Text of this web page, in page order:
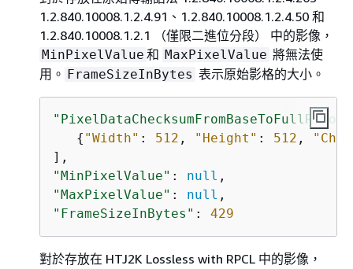
1.2.840.10008.1.2.4.91、1.2.840.10008.1.2.4.50 和
1.2.840.10008.1.2.1 （僅限二進位分段） 中的影像，
MinPixelValue 和 MaxPixelValue 將無法使
用。 FrameSizeInBytes 表示原始影格的大小。
{ "Width" : 512 , "Height" : 512 ,
"MinPixelValue" : null
"MaxPixelValue" : null
"FrameSizeInBytes" : 429
對於存放在 HTJ2K Lossless with RPCL 中的影像，